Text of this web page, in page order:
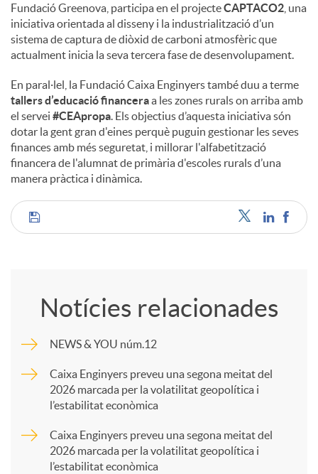
Fundació Greenova, participa en el projecteCAPTACO2 , una
iniciativa orientada al disseny i la industrialització d’un
sistema de captura de diòxid de carboni atmosfèric que
actualment inicia la seva tercera fase de desenvolupament.
En paral·lel, la Fundació Caixa Enginyers també duu a terme
tallers d’educació financeraa les zones rurals on arriba amb
el servei #CEApropa. Els objectius d’aquesta iniciativa són
dotar la gent gran d'eines perquè puguin gestionar les seves
finances amb més seguretat, i millorar l'alfabetització
financera de l'alumnat de primària d'escoles rurals d’una
manera pràctica i dinàmica.
C
m
p
Notícies relacionades
NEWS & YOU núm.12
Caixa Enginyers preveu una segona meitat del
2026 marcada per la volatilitat geopolítica i
l’estabilitat econòmica
Caixa Enginyers preveu una segona meitat del
2026 marcada per la volatilitat geopolítica i
l’estabilitat econòmica